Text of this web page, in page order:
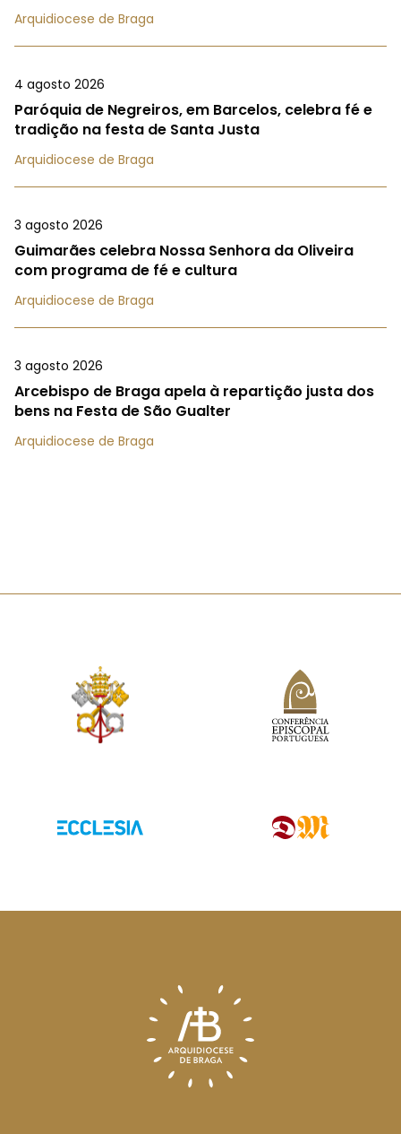
Arquidiocese de Braga
4 agosto 2026
Paróquia de Negreiros, em Barcelos, celebra fé e
tradição na festa de Santa Justa
Arquidiocese de Braga
3 agosto 2026
Guimarães celebra Nossa Senhora da Oliveira
com programa de fé e cultura
Arquidiocese de Braga
3 agosto 2026
Arcebispo de Braga apela à repartição justa dos
bens na Festa de São Gualter
Arquidiocese de Braga